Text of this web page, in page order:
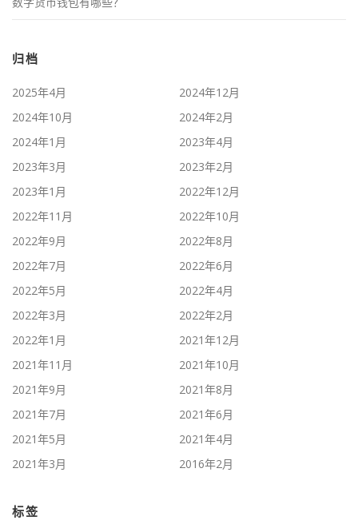
归档
2025年4月
2024年12月
2024年10月
2024年2月
2024年1月
2023年4月
2023年3月
2023年2月
2023年1月
2022年12月
2022年11月
2022年10月
2022年9月
2022年8月
2022年7月
2022年6月
2022年5月
2022年4月
2022年3月
2022年2月
2022年1月
2021年12月
2021年11月
2021年10月
2021年9月
2021年8月
2021年7月
2021年6月
2021年5月
2021年4月
2021年3月
2016年2月
标签